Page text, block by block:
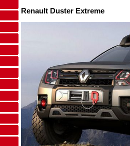
Renault Duster Extreme